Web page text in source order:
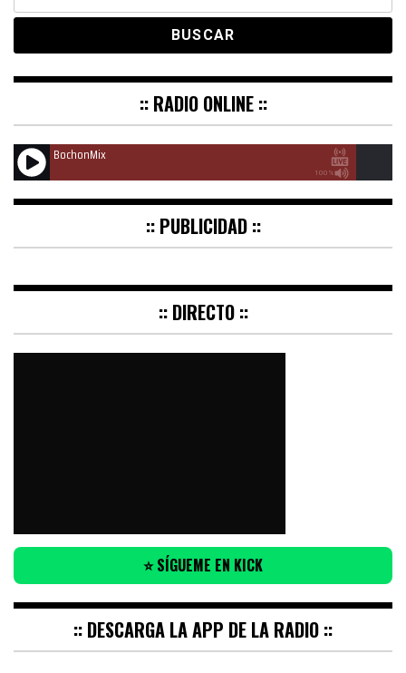
:: RADIO ONLINE ::
100%
BochonMix
:: PUBLICIDAD ::
:: DIRECTO ::
⭐ SÍGUEME EN KICK
:: DESCARGA LA APP DE LA RADIO ::